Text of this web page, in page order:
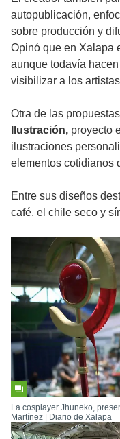
autopublicación,
sobre producción y
Opinó que en Xalapa
aunque todavía
visibilizar a los
Otra de las
Ilustración, proyecto
ilustraciones
elementos cotidianos
Entre sus diseños
café, el chile seco y
La cosplayer Jhuneko,
Martínez | Diario de Xalapa